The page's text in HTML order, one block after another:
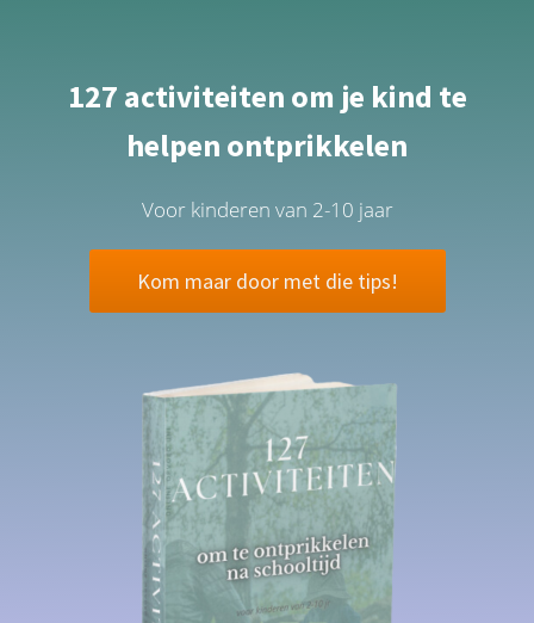
127 activiteiten om je kind te
helpen ontprikkelen
Voor kinderen van 2-10 jaar
Kom maar door met die tips!